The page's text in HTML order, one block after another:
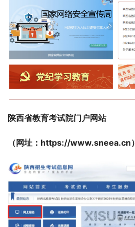
陕西省教育考试院门户网站
（网址：https://www.sneea.cn）